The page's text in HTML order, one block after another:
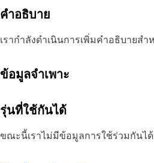
คำอธิบาย
เรากำลังดำเนินการเพิ่มคำอธิบายส
ข้อมูลจำเพาะ
รุ่นที่ใช้กันได้
ขณะนี้เราไม่มีข้อมูลการใช้ร่วมกันไ